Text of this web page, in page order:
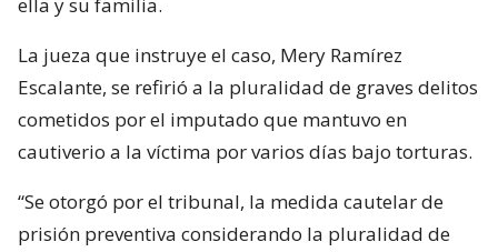
ella y su familia.
La jueza que instruye el caso, Mery Ramírez
Escalante, se refirió a la pluralidad de graves delitos
cometidos por el imputado que mantuvo en
cautiverio a la víctima por varios días bajo torturas.
“Se otorgó por el tribunal, la medida cautelar de
prisión preventiva considerando la pluralidad de